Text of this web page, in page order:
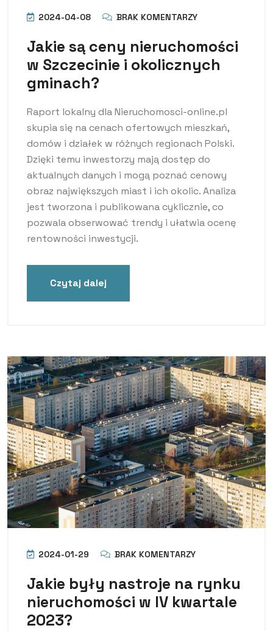
2024-04-08 BRAK KOMENTARZY
Jakie są ceny nieruchomości
w Szczecinie i okolicznych
gminach?
Raport lokalny dla Nieruchomosci-online.pl
skupia się na cenach ofertowych mieszkań,
domów i działek w różnych regionach Polski.
Dzięki temu inwestorzy mają dostęp do
aktualnych danych i mogą poznać cenowy
obraz największych miast i ich okolic. Analiza
jest tworzona i publikowana cyklicznie, co
pozwala obserwować trendy i ułatwia ocenę
rentowności inwestycji.
Czytaj dalej
2024-01-29 BRAK KOMENTARZY
Jakie były nastroje na rynku
nieruchomości w IV kwartale
2023?